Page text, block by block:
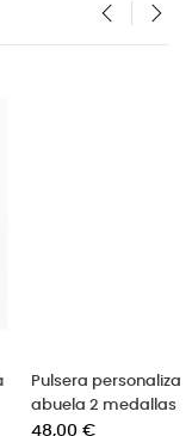
de plata con 1 silueta
niño/niña